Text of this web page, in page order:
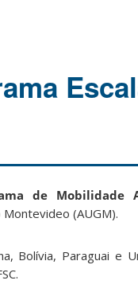
de Mobilidade
(AUGM).
Bolívia, Paraguai e